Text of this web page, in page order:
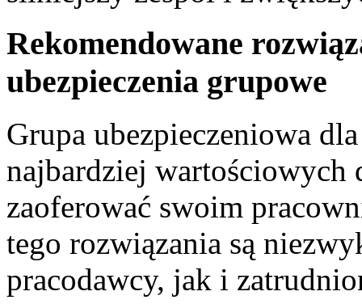
Rekomendowane
ubezpieczenia grupowe
Grupa ubezpieczeniowa
‍najbardziej⁢ wartościowych
zaoferować swoim
tego⁣ rozwiązania są‍
pracodawcy, jak i⁢